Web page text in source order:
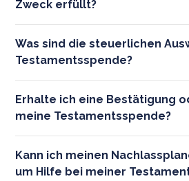
Zweck erfüllt?
Was sind die steuerlichen
Testamentsspende?
Erhalte ich eine Bestätigung
meine Testamentsspende?
Kann ich meinen
um Hilfe bei meiner